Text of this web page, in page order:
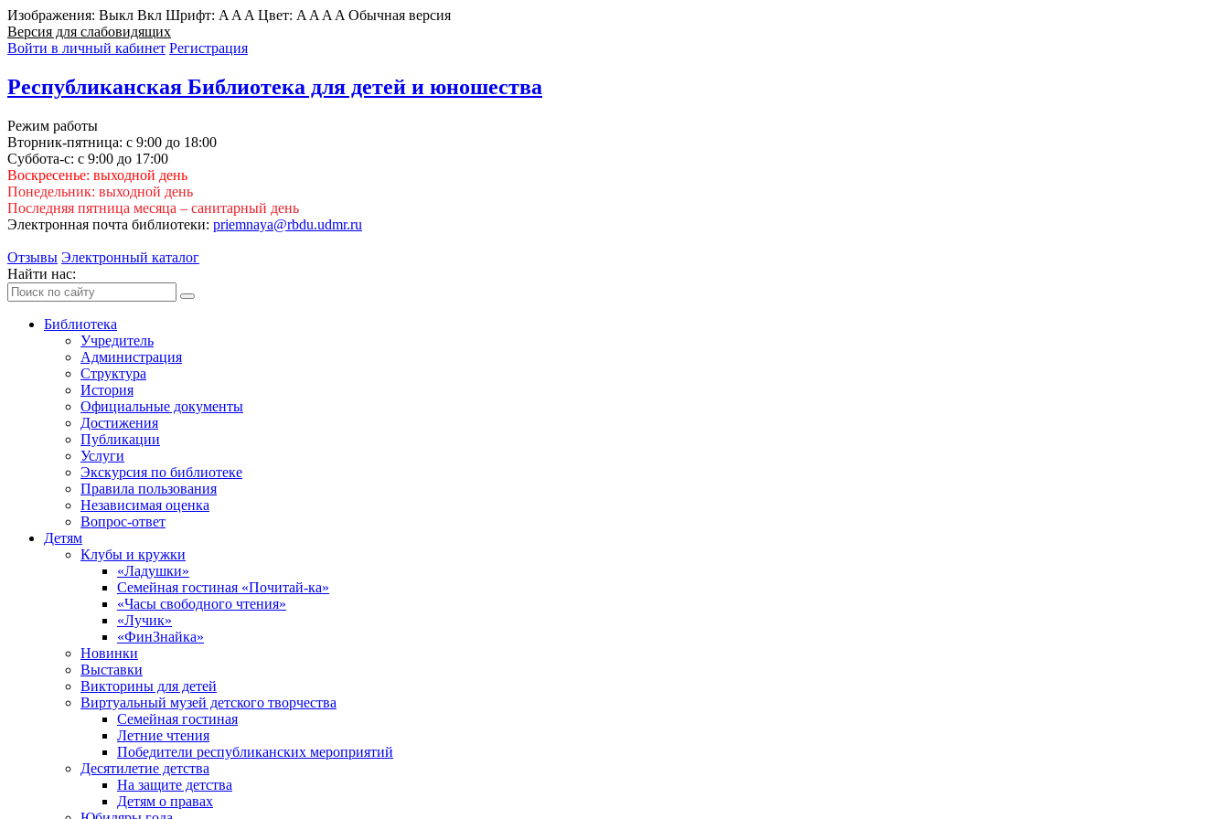
Изображения: Выкл Вкл Шрифт: A A A Цвет: A A A A Обычная версия
Версия для слабовидящих
Войти в личный кабинет Регистрация
Республиканская Библиотека для детей и юношества
Режим работы
Вторник-пятница: с 9:00 до 18:00
Суббота-с: с 9:00 до 17:00
Воскресенье: выходной день
Понедельник: выходной день
Последняя пятница месяца – санитарный день
Электронная почта библиотеки: priemnaya@rbdu.udmr.ru
Отзывы Электронный каталог
Найти нас:
Библиотека
Учредитель
Администрация
Структура
История
Официальные документы
Достижения
Публикации
Услуги
Экскурсия по библиотеке
Правила пользования
Независимая оценка
Вопрос-ответ
Детям
Клубы и кружки
«Ладушки»
Семейная гостиная «Почитай-ка»
«Часы свободного чтения»
«Лучик»
«ФинЗнайка»
Новинки
Выставки
Викторины для детей
Виртуальный музей детского творчества
Семейная гостиная
Летние чтения
Победители республиканских мероприятий
Десятилетие детства
На защите детства
Детям о правах